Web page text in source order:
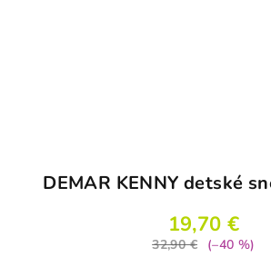
DEMAR KENNY detské
19,70 €
32,90 €
(–40 %)